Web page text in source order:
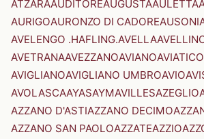
ATZARAAUDITOREAUGUSTAAULETTA
AURIGOAURONZO DI CADORE
AVELENGO .HAFLING.AVELLA
AVETRANAAVEZZANOAVIANOAVIATICO
AVIGLIANOAVIGLIANO UMBROAVIO
AVOLASCAAYASAYMAVILLESAZEGLIO
AZZANO D'ASTIAZZANO DECIMO
AZZANO SAN PAOLOAZZATEAZZIO